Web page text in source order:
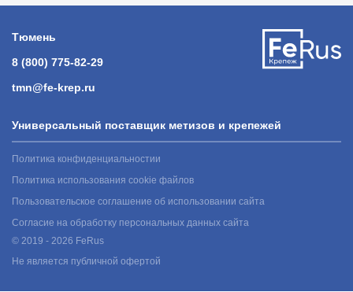
Тюмень
8 (800) 775-82-29
tmn@fe-krep.ru
Универсальный поставщик метизов и крепежей
Политика конфиденциальностии
Политика использования cookie файлов
Пользовательское соглашение об использовании сайта
Согласие на обработку персональных данных сайта
© 2019 - 2026 FeRus
Не является публичной офертой